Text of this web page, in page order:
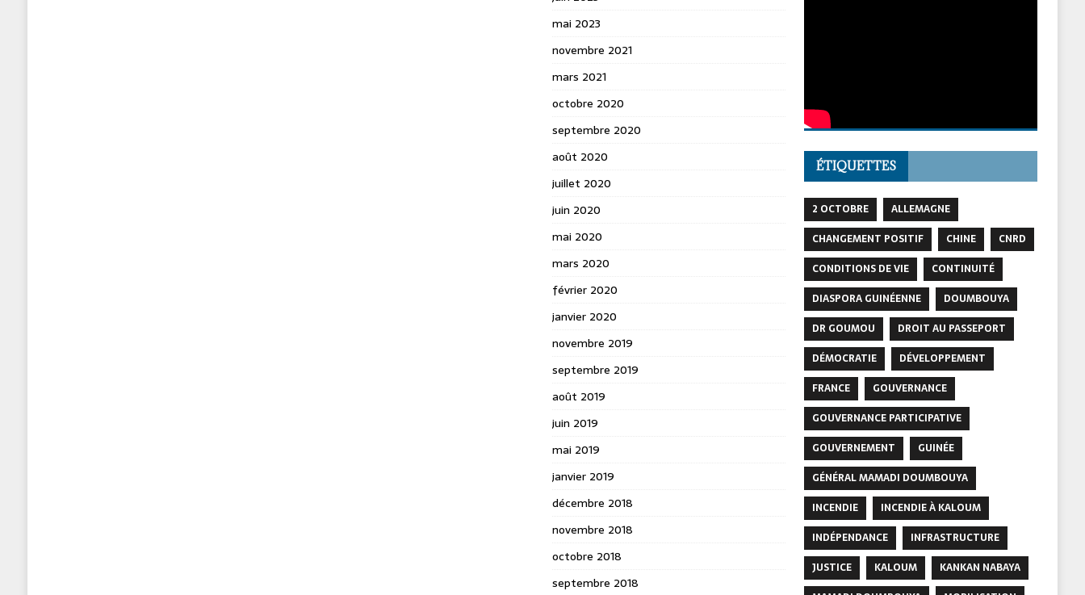
mai 2023
novembre 2021
mars 2021
octobre 2020
septembre 2020
août 2020
juillet 2020
juin 2020
mai 2020
mars 2020
février 2020
janvier 2020
novembre 2019
septembre 2019
août 2019
juin 2019
mai 2019
janvier 2019
décembre 2018
novembre 2018
octobre 2018
septembre 2018
ÉTIQUETTES
2 OCTOBRE
ALLEMAGNE
CHANGEMENT POSITIF
CHINE
CNRD
CONDITIONS DE VIE
CONTINUITÉ
DIASPORA GUINÉENNE
DOUMBOUYA
DR GOUMOU
DROIT AU PASSEPORT
DÉMOCRATIE
DÉVELOPPEMENT
FRANCE
GOUVERNANCE
GOUVERNANCE PARTICIPATIVE
GOUVERNEMENT
GUINÉE
GÉNÉRAL MAMADI DOUMBOUYA
INCENDIE
INCENDIE À KALOUM
INDÉPENDANCE
INFRASTRUCTURE
JUSTICE
KALOUM
KANKAN NABAYA